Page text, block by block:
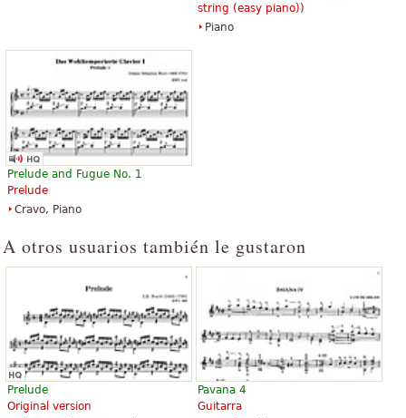
string (easy piano))
Piano
Prelude and Fugue No. 1
Prelude
Cravo, Piano
A otros usuarios también le gustaron
Prelude
Original version
Pavana 4
Guitarra